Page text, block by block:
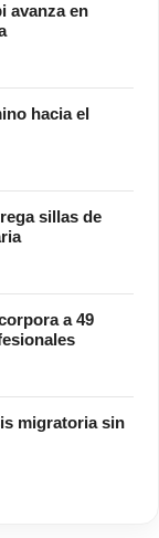
avanza en
hacia el
sillas de
a 49
migratoria sin